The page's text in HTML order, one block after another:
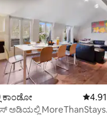
ಕಾಂಡೋ 5
ಅಡಿಯಲ್ಲಿ MoreThanStays